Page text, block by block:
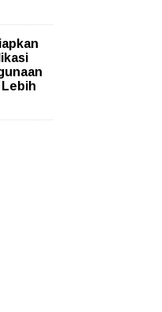
Lebih